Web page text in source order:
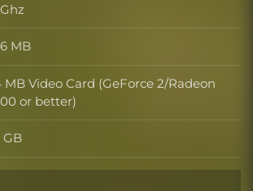
器
體
MB
卡
MB Video Card (GeForce 2/Radeon
or better)
GB